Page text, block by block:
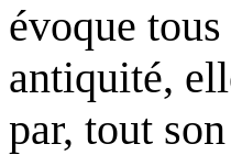
évoque
antiquité,
par, tout son